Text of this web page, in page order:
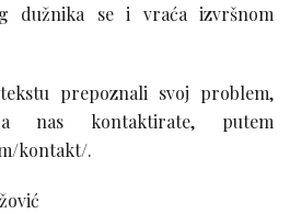
dužnika se i vraća izvršnom
prepoznali svoj problem,
nas kontaktirate, putem
kontakt/.